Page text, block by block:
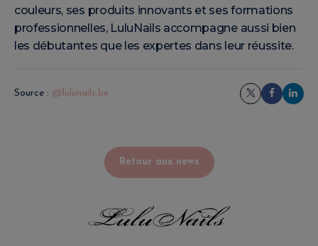
couleurs, ses produits innovants et ses formations
professionnelles, LuluNails accompagne aussi bien
les débutantes que les expertes dans leur réussite.
Source : @lulunails.be
Retour aux news